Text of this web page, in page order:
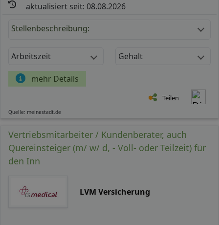
aktualisiert seit: 08.08.2026
Stellenbeschreibung:
Arbeitszeit Gehalt
mehr Details
Teilen
Quelle: meinestadt.de
Vertriebsmitarbeiter / Kundenberater, auch
Quereinsteiger (m/ w/ d, - Voll- oder Teilzeit) für
den Inn
LVM Versicherung